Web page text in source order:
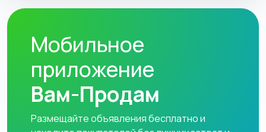
Мобильное
приложение
Вам-Продам
Размещайте объявления бесплатно и